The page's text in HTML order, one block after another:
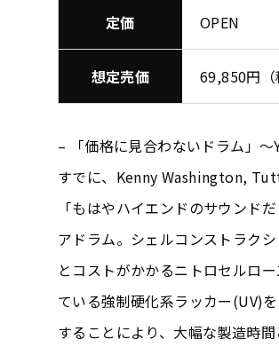
定価 OPEN
想定売価 69,850円（
– 「価格に見合わないドラム」
すでに、Kenny Washington,
「もはやハイエンドのサウンド
アドラム。シェルコンストラク
とコストがかかるニトロセルロ
ている強制硬化系ラッカー(UV)
することにより、大幅な製造時